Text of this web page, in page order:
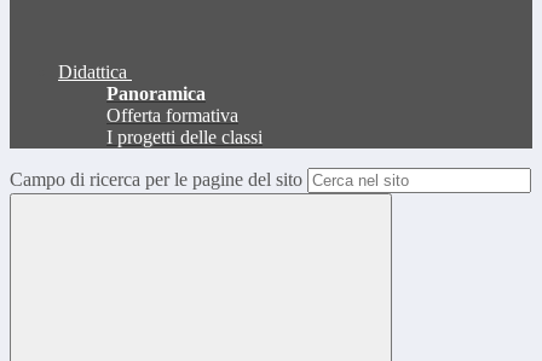
Didattica
Panoramica
Offerta formativa
I progetti delle classi
Campo di ricerca per le pagine del sito